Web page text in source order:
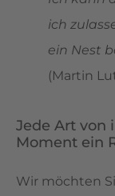
ich
ein Nest
(Martin
Jede Art von
Moment ein
Wir möchten